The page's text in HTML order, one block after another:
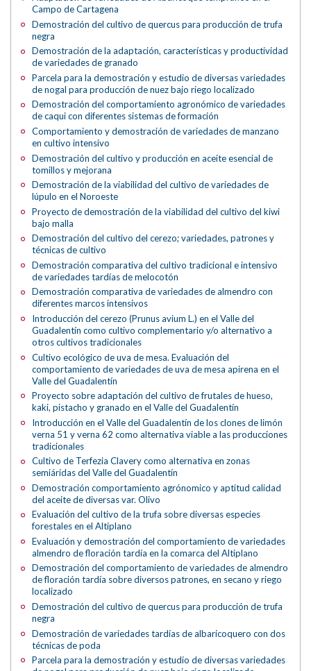
Campo de Cartagena
Demostración del cultivo de quercus para producción de trufa
negra
Demostración de la adaptación, características y productividad
de variedades de granado
Parcela para la demostración y estudio de diversas variedades
de nogal para producción de nuez bajo riego localizado
Demostración del comportamiento agronómico de variedades
de caqui con diferentes sistemas de formación
Comportamiento y demostración de variedades de manzano
en cultivo intensivo
Demostración del cultivo y producción en aceite esencial de
tomillos y mejorana
Demostración de la viabilidad del cultivo de variedades de
lúpulo en el Noroeste
Proyecto de demostración de la viabilidad del cultivo del kiwi
bajo malla
Demostración del cultivo del cerezo; variedades, patrones y
técnicas de cultivo
Demostración comparativa del cultivo tradicional e intensivo
de variedades tardías de melocotón
Demostración comparativa de variedades de almendro con
diferentes marcos intensivos
Introducción del cerezo (Prunus avium L.) en el Valle del
Guadalentín como cultivo complementario y/o alternativo a
otros cultivos tradicionales
Cultivo ecológico de uva de mesa. Evaluación del
comportamiento de variedades de uva de mesa apirena en el
Valle del Guadalentín
Proyecto sobre adaptación del cultivo de frutales de hueso,
kaki, pistacho y granado en el Valle del Guadalentín
Introducción en el Valle del Guadalentín de los clones de limón
verna 51 y verna 62 como alternativa viable a las producciones
tradicionales
Cultivo de Terfezia Clavery como alternativa en zonas
semiáridas del Valle del Guadalentín
Demostración comportamiento agrónomico y aptitud calidad
del aceite de diversas var. Olivo
Evaluación del cultivo de la trufa sobre diversas especies
forestales en el Altiplano
Evaluación y demostración del comportamiento de variedades
almendro de floración tardía en la comarca del Altiplano
Demostración del comportamiento de variedades de almendro
de floración tardía sobre diversos patrones, en secano y riego
localizado
Demostración del cultivo de quercus para producción de trufa
negra
Demostración de variedades tardías de albaricoquero con dos
técnicas de poda
Parcela para la demostración y estudio de diversas variedades